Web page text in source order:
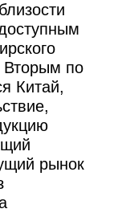
Вторым по
Китай,
рынок